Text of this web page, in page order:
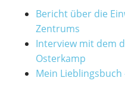
Bericht über die
Zentrums
Interview mit dem
Osterkamp
Mein Lieblingsbuch